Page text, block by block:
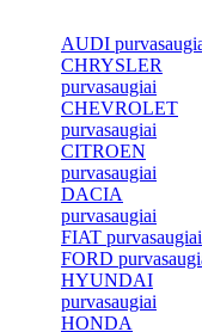
AUDI
CHRYSLER
purvasaugiai
CHEVROLET
purvasaugiai
CITROEN
purvasaugiai
DACIA
purvasaugiai
FIAT purvasaugiai
FORD
HYUNDAI
purvasaugiai
HONDA